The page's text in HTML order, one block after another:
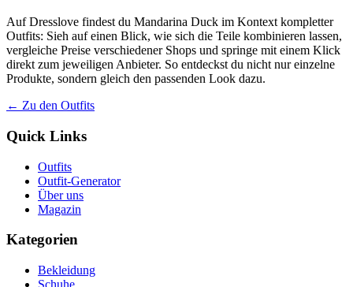
Auf Dresslove findest du Mandarina Duck im Kontext kompletter
Outfits: Sieh auf einen Blick, wie sich die Teile kombinieren lassen,
vergleiche Preise verschiedener Shops und springe mit einem Klick
direkt zum jeweiligen Anbieter. So entdeckst du nicht nur einzelne
Produkte, sondern gleich den passenden Look dazu.
← Zu den Outfits
Quick Links
Outfits
Outfit-Generator
Über uns
Magazin
Kategorien
Bekleidung
Schuhe